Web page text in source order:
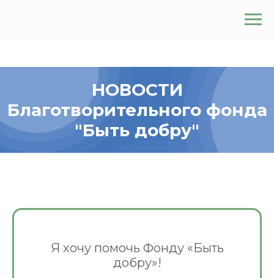
НОВОСТИ
Благотворительного фонда
"Быть добру"
Я хочу помочь Фонду «Быть
добру»!